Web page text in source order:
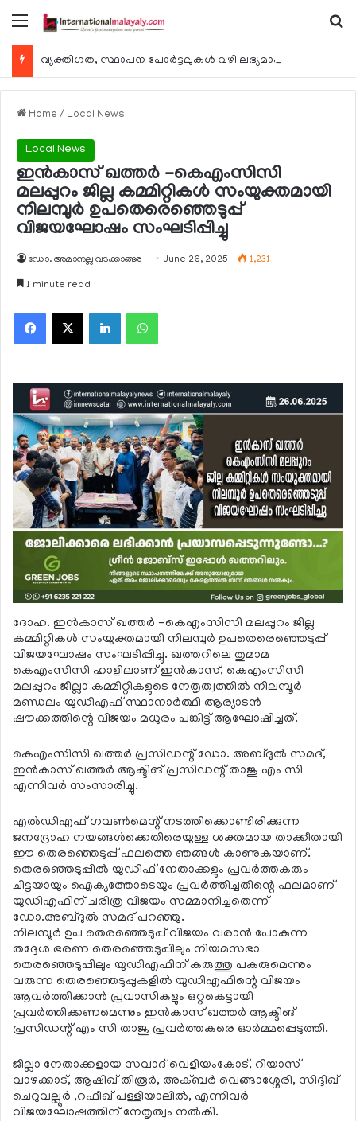
Menu
Home / Local News
Local News
ഇന്‍കാസ് ഖത്തര്‍ -കെഎംസിസി
മലപ്പുറം ജില്ല കമ്മിറ്റികള്‍ സംയുക്തമായി
നിലമ്പുര്‍ ഉപതെരെഞ്ഞെടുപ്പ്
വിജയഘോഷം സംഘടിപ്പിച്ചു
ഡോ. അമാനുല്ല വടക്കാങ്ങര June 26, 2025 1,231
1 minute read
Facebook
X LinkedInWhatsApp
ദോഹ. ഇന്‍കാസ് ഖത്തര്‍ -കെഎംസിസി മലപ്പുറം ജില്ല
കമ്മിറ്റികള്‍ സംയുക്തമായി നിലമ്പുര്‍ ഉപതെരെഞ്ഞെടുപ്പ്
വിജയഘോഷം സംഘടിപ്പിച്ചു. ഖത്തറിലെ തുമാമ
കെഎംസിസി ഹാളിലാണ് ഇന്‍കാസ്, കെഎംസിസി
മലപ്പുറം ജില്ലാ കമ്മിറ്റികളുടെ നേതൃത്വത്തില്‍ നിലമ്പൂര്‍
മണ്ഡലം യുഡിഎഫ് സ്ഥാനാര്‍ത്ഥി ആര്യാടന്‍
ഷൗക്കത്തിന്റെ വിജയം മധുരം പങ്കിട്ട് ആഘോഷിച്ചത്.
കെഎംസിസി ഖത്തര്‍ പ്രസിഡന്റ് ഡോ. അബ്ദുല്‍ സമദ്,
ഇന്‍കാസ് ഖത്തര്‍ ആക്ടിങ് പ്രസിഡന്റ് താജു എം സി
എന്നിവര്‍ സംസാരിച്ചു.
എല്‍ഡിഎഫ് ഗവണ്‍മെന്റ് നടത്തിക്കൊണ്ടിരിക്കുന്ന
ജനദ്രോഹ നയങ്ങള്‍ക്കെതിരെയുള്ള ശക്തമായ താക്കീതായി
ഈ തെരഞ്ഞെടുപ്പ് ഫലത്തെ ഞങ്ങള്‍ കാണുകയാണ്.
തെരഞ്ഞെടുപ്പില്‍ യുഡിഫ് നേതാക്കളും പ്രവര്‍ത്തകരും
ചിട്ടയായും ഐക്യത്തോടെയും പ്രവര്‍ത്തിച്ചതിന്റെ ഫലമാണ്
യുഡിഎഫിന് ചരിത്ര വിജയം സമ്മാനിച്ചതെന്ന്
ഡോ.അബ്ദുല്‍ സമദ് പറഞ്ഞു.
നിലമ്പൂര്‍ ഉപ തെരഞ്ഞെടുപ്പ് വിജയം വരാന്‍ പോകുന്ന
തദ്ദേശ ഭരണ തെരഞ്ഞെടുപ്പിലും നിയമസഭാ
തെരഞ്ഞെടുപ്പിലും യുഡിഎഫിന് കരുത്തു പകരുമെന്നും
വരുന്ന തെരഞ്ഞെടുപ്പുകളില്‍ യുഡിഎഫിന്റെ വിജയം
ആവര്‍ത്തിക്കാന്‍ പ്രവാസികളും ഒറ്റകെട്ടായി
പ്രവര്‍ത്തിക്കണമെന്നും ഇന്‍കാസ് ഖത്തര്‍ ആക്ടിങ്
പ്രസിഡന്റ് എം സി താജു പ്രവര്‍ത്തകരെ ഓര്‍മ്മപ്പെടുത്തി.
ജില്ലാ നേതാക്കളായ സവാദ് വെളിയംകോട്, റിയാസ്
വാഴക്കാട്, ആഷിഖ് തിരൂര്‍, അക്ബര്‍ വെങ്ങാശ്ശേരി, സിദ്ദിഖ്
ചെറുവല്ലൂര്‍ ,റഫീഖ് പള്ളിയാലില്‍, എന്നിവര്‍
വിജയഘോഷത്തിന് നേതൃത്വം നല്‍കി.